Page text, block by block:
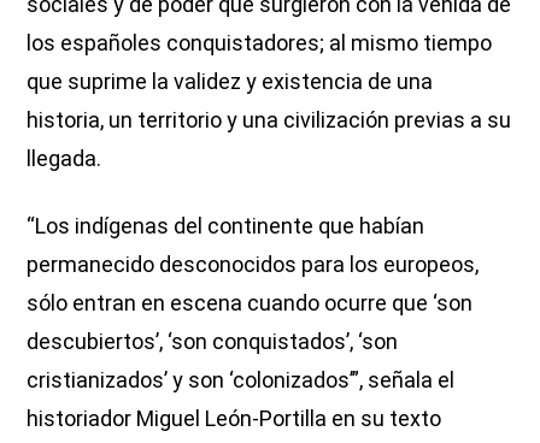
los españoles conquistadores; al mismo tiempo
que suprime la validez y existencia de una
historia, un territorio y una civilización previas a su
llegada.
“Los indígenas del continente que habían
permanecido desconocidos para los europeos,
sólo entran en escena cuando ocurre que ‘son
descubiertos’, ‘son conquistados’, ‘son
cristianizados’ y son ‘colonizados’”, señala el
historiador Miguel León-Portilla en su texto